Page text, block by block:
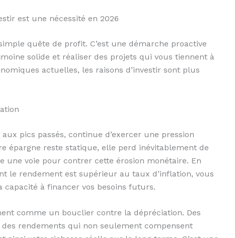
est une nécessité en 2026
quête de profit. C’est une démarche proactive
solide et réaliser des projets qui vous tiennent à
actuelles, les raisons d’investir sont plus
pics passés, continue d’exercer une pression
épargne reste statique, elle perd inévitablement de
une voie pour contrer cette érosion monétaire. En
le rendement est supérieur au taux d’inflation, vous
à financer vos besoins futurs.
comme un bouclier contre la dépréciation. Des
rendements qui non seulement compensent